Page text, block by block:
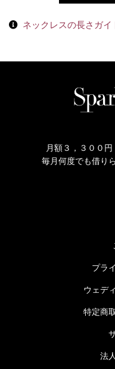
ネックレスの長さガイ
月額３，３００
毎月何度でも借り
プラ
ウェデ
特定商
法